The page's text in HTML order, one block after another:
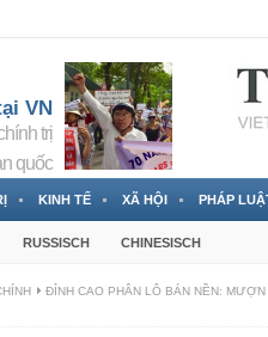
VN
trị
quốc
KINH TẾ XÃ HỘI PHÁP
RUSSISCH CHINESISCH
ĐỈNH CAO PHÂN LÔ BÁN NỀN: